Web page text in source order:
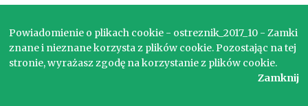
Powiadomienie o plikach cookie - ostreznik_2017_10 - Zamki
znane i nieznane korzysta z plików cookie. Pozostając na tej
stronie, wyrażasz zgodę na korzystanie z plików cookie.
Zamknij